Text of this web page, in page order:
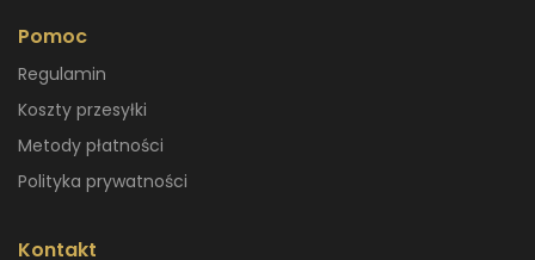
Pomoc
Regulamin
Koszty przesyłki
Metody płatności
Polityka prywatności
Kontakt